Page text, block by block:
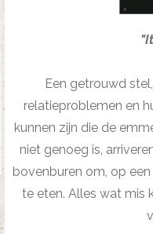
Een getrouwd
relatieproblemen en
kunnen zijn die de
niet genoeg is,
bovenburen om, op
te eten. Alles wat mis